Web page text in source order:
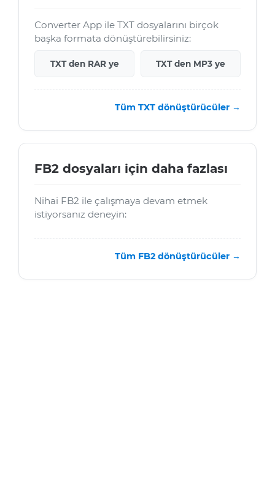
Converter App ile TXT dosyalarını birçok
başka formata dönüştürebilirsiniz:
TXT den RAR ye TXT den MP3 ye
Tüm TXT dönüştürücüler →
FB2 dosyaları için daha fazlası
Nihai FB2 ile çalışmaya devam etmek
istiyorsanız deneyin:
Tüm FB2 dönüştürücüler →